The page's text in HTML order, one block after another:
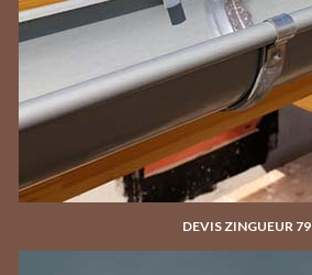
DEVIS ZINGUEUR 79